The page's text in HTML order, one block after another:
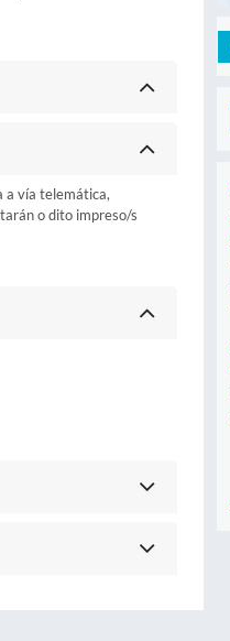
a vía telemática,
o dito impreso/s